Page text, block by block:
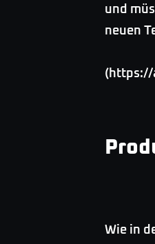
und
neuen
(https://
Wie in